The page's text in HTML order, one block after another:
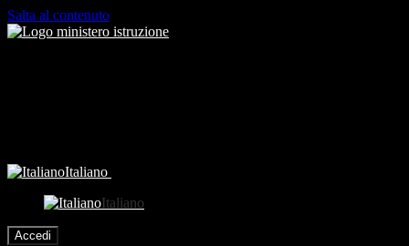
Salta al contenuto
Italiano
Italiano
Accedi